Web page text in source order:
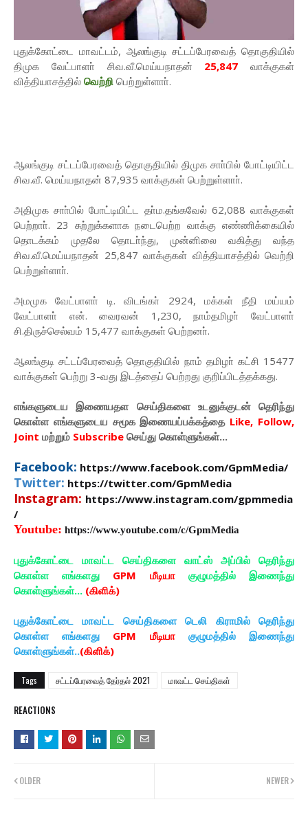
புதுக்கோட்டை மாவட்டம், ஆலங்குடி சட்டப்பேரவைத் தொகுதியில்
திமுக வேட்பாளா் சிவ.வீ.மெய்யநாதன் 25,847 வாக்குகள்
வித்தியாசத்தில் வெற்றி பெற்றுள்ளாா்.
ஆலங்குடி சட்டப்பேரவைத் தொகுதியில் திமுக சாா்பில் போட்டியிட்ட
சிவ.வீ. மெய்யநாதன் 87,935 வாக்குகள் பெற்றுள்ளாா்.
அதிமுக சாா்பில் போட்டியிட்ட தா்ம.தங்கவேல் 62,088 வாக்குகள்
பெற்றாா். 23 சுற்றுக்களாக நடைபெற்ற வாக்கு எண்ணிக்கையில்
தொடக்கம் முதலே தொடா்ந்து, முன்னிலை வகித்து வந்த
சிவ.வீ.மெய்யநாதன் 25,847 வாக்குகள் வித்தியாசத்தில் வெற்றி
பெற்றுள்ளாா்.
அமமுக வேட்பாளா் டி. விடங்கா் 2924, மக்கள் நீதி மய்யம்
வேட்பாளா் என். வைரவன் 1,230, நாம்தமிழா் வேட்பாளா்
சி.திருச்செல்வம் 15,477 வாக்குகள் பெற்றனா்.
ஆலங்குடி சட்டப்பேரவைத் தொகுதியில் நாம் தமிழா் கட்சி 15477
வாக்குகள் பெற்று 3-வது இடத்தைப் பெற்றது குறிப்பிடத்தக்கது.
எங்களுடைய இணையதள செய்திகளை உடனுக்குடன் தெரிந்து
கொள்ள எங்களுடைய சமூக இணையப்பக்கத்தை Like, Follow,
Joint மற்றும் Subscribe செய்து கொள்ளுங்கள்...
Facebook: https://www.facebook.com/GpmMedia/
Twitter: https://twitter.com/GpmMedia
Instagram: https://www.instagram.com/gpmmedia
/
Youtube: https://www.youtube.com/c/GpmMedia
புதுக்கோட்டை மாவட்ட செய்திகளை வாட்ஸ் அப்பில் தெரிந்து
கொள்ள எங்களது GPM மீடியாகுழுமத்தில் இணைந்து
கொள்ளுங்கள்... (கிளிக்)
புதுக்கோட்டை மாவட்ட செய்திகளை டெலி கிராமில் தெரிந்து
கொள்ள எங்களது GPM மீடியாகுழுமத்தில் இணைந்து
கொள்ளுங்கள்..(கிளிக்)
Tags சட்டப்பேரவைத் தேர்தல் 2021 மாவட்ட செய்திகள்
REACTIONS
NEWER
OLDER